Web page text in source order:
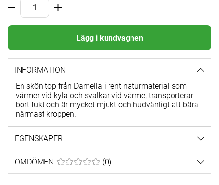
Lägg i kundvagnen
INFORMATION
En skön top från Damella i rent naturmaterial som
värmer vid kyla och svalkar vid värme, transporterar
bort fukt och är mycket mjukt och hudvänligt att bära
närmast kroppen.
EGENSKAPER
OMDÖMEN MEDELBETYG 0 AV 5 ANTAL BETYG 0
(0)